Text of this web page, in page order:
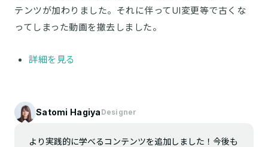
テンツが加わりました。それに伴ってUI変更等で古くな
ってしまった動画を撤去しました。
詳細を見る
Satomi Hagiya Designer
より実践的に学べるコンテンツを追加しました！今後も